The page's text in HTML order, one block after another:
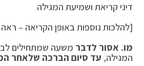
דיני קריאת ושמיעת המגילה
[להלכות נוספות באופן הקריאה –
מו. אסור לדבר משעה שמתחילים
המגילה, עד סיום הברכה שלאחר